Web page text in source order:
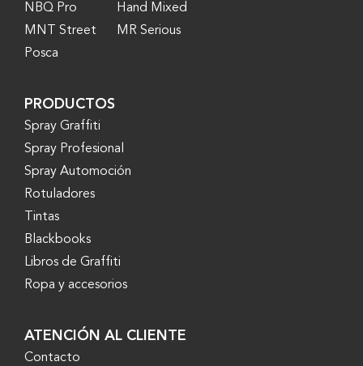
NBQ Pro
MNT Street
Posca
Hand Mixed
MR Serious
PRODUCTOS
Spray Graffiti
Spray Profesional
Spray Automoción
Rotuladores
Tintas
Blackbooks
Libros de Graffiti
Ropa y accesorios
ATENCIÓN AL CLIENTE
Contacto